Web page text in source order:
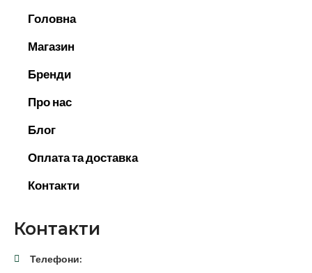
Головна
Магазин
Бренди
Про нас
Блог
Оплата та доставка
Контакти
Контакти
Телефони: